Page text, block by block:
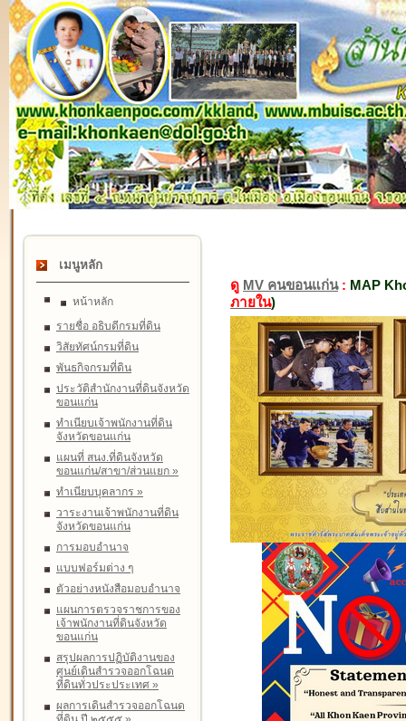
เมนูหลัก
หน้าหลัก
รายชื่อ อธิบดีกรมที่ดิน
วิสัยทัศน์กรมที่ดิน
พันธกิจกรมที่ดิน
ประวัติสำนักงานที่ดินจังหวัด
ขอนแก่น
ทำเนียบเจ้าพนักงานที่ดิน
จังหวัดขอนแก่น
แผนที่ สนง.ที่ดินจังหวัด
ขอนแก่น/สาขา/ส่วนแยก »
ทำเนียบบุคลากร »
วาระงานเจ้าพนักงานที่ดิน
จังหวัดขอนแก่น
การมอบอำนาจ
แบบฟอร์มต่าง ๆ
ตัวอย่างหนังสือมอบอำนาจ
แผนการตรวจราชการของ
เจ้าพนักงานที่ดินจังหวัด
ขอนแก่น
สรุปผลการปฏิบัติงานของ
ศูนย์เดินสำรวจออกโฉนด
ที่ดินทั่วประประเทศ »
ผลการเดินสำรวจออกโฉนด
ดู MV คนขอนแก่น: MAP
ภายใน)